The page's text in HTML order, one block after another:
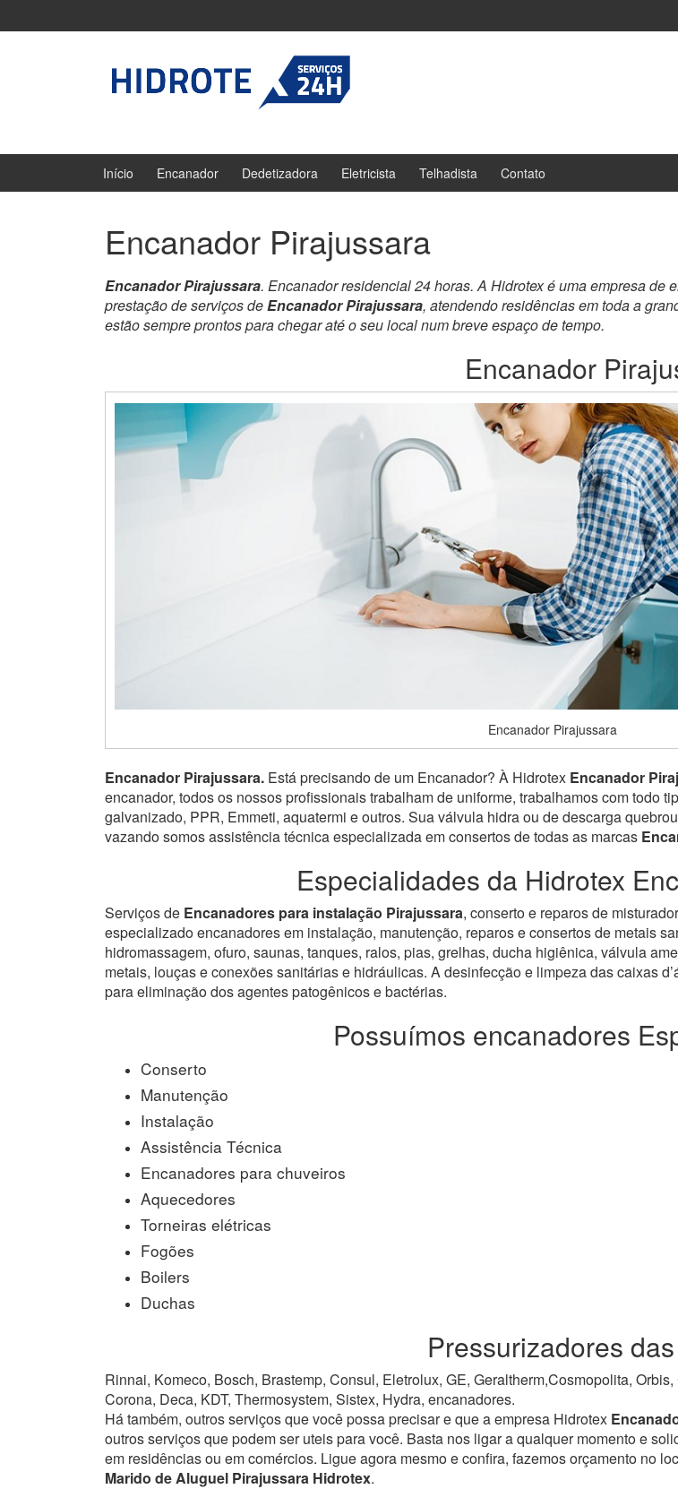
Início Encanador Dedetizadora Eletricista Telhadista Contato
Encanador Pirajussara
Encanador Pirajussara. Encanador residencial 24 horas. A Hidrotex é uma empresa
prestação de serviços deEncanador Pirajussara, atendendo residências em toda a
estão sempre prontos para chegar até o seu local num breve espaço de tempo.
Encanador
Encanador Pirajussara
Encanador Pirajussara. Está precisando de um Encanador? À Hidrotex Encanador
encanador, todos os nossos profissionais trabalham de uniforme, trabalhamos com todo
galvanizado, PPR, Emmeti, aquatermi e outros. Sua válvula hidra ou de descarga
vazando somos assistência técnica especializada em consertos de todas as marcas
Especialidades da Hidrotex
Serviços de Encanadores para instalação Pirajussara, conserto e reparos de
especializado encanadores em instalação, manutenção, reparos e consertos de metais
hidromassagem, ofuro, saunas, tanques, ralos, pias, grelhas, ducha higiênica, válvula
metais, louças e conexões sanitárias e hidráulicas. A desinfecção e limpeza das caixas
para eliminação dos agentes patogênicos e bactérias.
Possuímos encanadores
Conserto
Manutenção
Instalação
Assistência Técnica
Encanadores para chuveiros
Aquecedores
Torneiras elétricas
Fogões
Boilers
Duchas
Pressurizadores
Rinnai, Komeco, Bosch, Brastemp, Consul, Eletrolux, GE, Geraltherm,Cosmopolita,
Corona, Deca, KDT, Thermosystem, Sistex, Hydra, encanadores.
Há também, outros serviços que você possa precisar e que a empresa Hidrotex
outros serviços que podem ser uteis para você. Basta nos ligar a qualquer momento e
em residências ou em comércios. Ligue agora mesmo e confira, fazemos orçamento no
Marido de Aluguel Pirajussara Hidrotex.